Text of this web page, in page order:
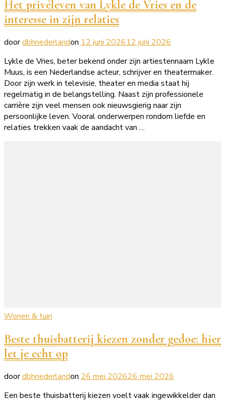
Het privéleven van Lykle de Vries en de
interesse in zijn relaties
doordbhnederlandon 12 juni 202612 juni 2026
Lykle de Vries, beter bekend onder zijn artiestennaam Lykle
Muus, is een Nederlandse acteur, schrijver en theatermaker.
Door zijn werk in televisie, theater en media staat hij
regelmatig in de belangstelling. Naast zijn professionele
carrière zijn veel mensen ook nieuwsgierig naar zijn
persoonlijke leven. Vooral onderwerpen rondom liefde en
relaties trekken vaak de aandacht van …
Wonen & tuin
Beste thuisbatterij kiezen zonder gedoe: hier
let je echt op
doordbhnederlandon 26 mei 202626 mei 2026
Een beste thuisbatterij kiezen voelt vaak ingewikkelder dan